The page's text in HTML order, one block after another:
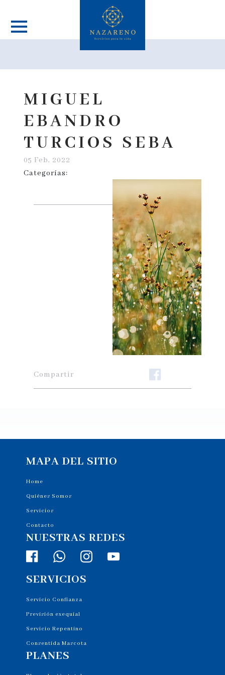
MIGUEL
EBANDRO
TURCIOS SEBA
05 Feb, 2022
Categorías:
Compartir
MAPA DEL SITIO
Home
Quiénes Somos
Servicios
Contacto
NUESTRAS REDES
SERVICIOS
Servicio Confianza
Previsión exequial
Servicio Repentino
Consentida Mascota
PLANES